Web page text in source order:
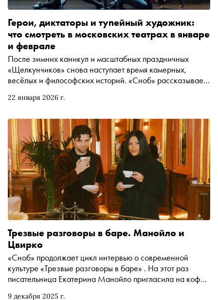
22 января 2026 г.
Герои, диктаторы и тупейный художник:
что смотреть в московских театрах в январе
и феврале
После зимних каникул и масштабных праздничных
«Щелкунчиков» снова наступает время камерных,
весёлых и философских историй. «Сноб» рассказывает,
9 декабря 2025 г.
Трезвые разговоры в баре. Манойло и
Цвирко
«Сноб» продолжает цикл интервью о современной
культуре «Трезвые разговоры в баре» . На этот раз
писательница Екатерина Манойло пригласила на кофе